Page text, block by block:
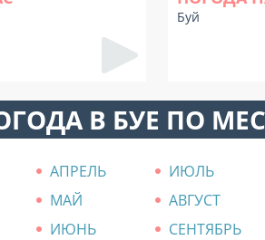
Буй
В БУЕ ПО
АПРЕЛЬ
ИЮЛЬ
МАЙ
АВГУСТ
ИЮНЬ СЕНТЯБРЬ